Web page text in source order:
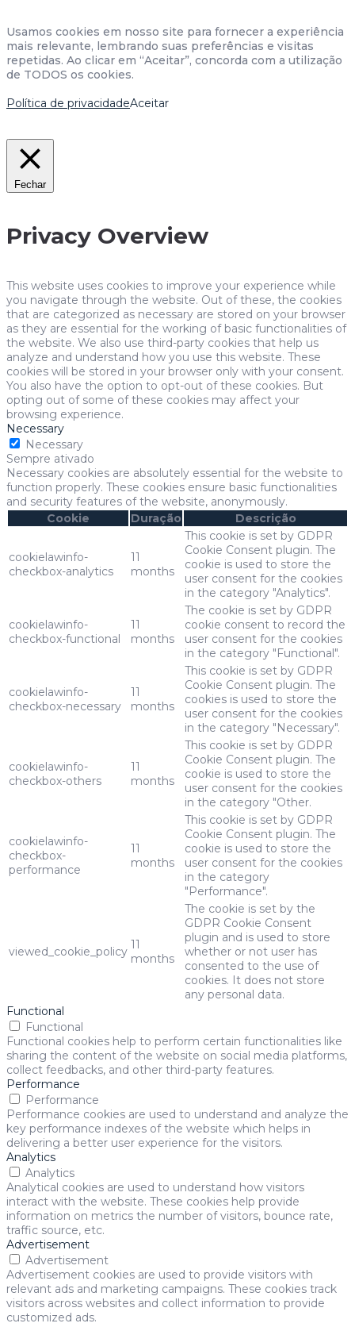
Usamos cookies em nosso site para fornecer a experiência
mais relevante, lembrando suas preferências e visitas
repetidas. Ao clicar em “Aceitar”, concorda com a utilização
de TODOS os cookies.
Política de privacidadeAceitar
Fechar
Privacy Overview
This website uses cookies to improve your experience while
you navigate through the website. Out of these, the cookies
that are categorized as necessary are stored on your browser
as they are essential for the working of basic functionalities of
the website. We also use third-party cookies that help us
analyze and understand how you use this website. These
cookies will be stored in your browser only with your consent.
You also have the option to opt-out of these cookies. But
opting out of some of these cookies may affect your
browsing experience.
Necessary
Necessary
Sempre ativado
Necessary cookies are absolutely essential for the website to
function properly. These cookies ensure basic functionalities
and security features of the website, anonymously.
Cookie
Duração Descrição
cookielawinfo-
checkbox-analytics
11
months
This cookie is set by GDPR
Cookie Consent plugin. The
cookie is used to store the
user consent for the cookies
in the category "Analytics".
cookielawinfo-
checkbox-functional
11
months
The cookie is set by GDPR
cookie consent to record the
user consent for the cookies
in the category "Functional".
cookielawinfo-
checkbox-necessary
11
months
This cookie is set by GDPR
Cookie Consent plugin. The
cookies is used to store the
user consent for the cookies
in the category "Necessary".
cookielawinfo-
checkbox-others
11
months
This cookie is set by GDPR
Cookie Consent plugin. The
cookie is used to store the
user consent for the cookies
in the category "Other.
cookielawinfo-
checkbox-
performance
11
months
This cookie is set by GDPR
Cookie Consent plugin. The
cookie is used to store the
user consent for the cookies
in the category
"Performance".
viewed_cookie_policy 11
months
The cookie is set by the
GDPR Cookie Consent
plugin and is used to store
whether or not user has
consented to the use of
cookies. It does not store
any personal data.
Functional
Functional
Functional cookies help to perform certain functionalities like
sharing the content of the website on social media platforms,
collect feedbacks, and other third-party features.
Performance
Performance
Performance cookies are used to understand and analyze the
key performance indexes of the website which helps in
delivering a better user experience for the visitors.
Analytics
Analytics
Analytical cookies are used to understand how visitors
interact with the website. These cookies help provide
information on metrics the number of visitors, bounce rate,
traffic source, etc.
Advertisement
Advertisement
Advertisement cookies are used to provide visitors with
relevant ads and marketing campaigns. These cookies track
visitors across websites and collect information to provide
customized ads.